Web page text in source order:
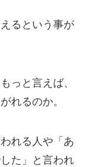
るという事が
っと言えば、
れるのか。
れる人や「あ
た」と言われ